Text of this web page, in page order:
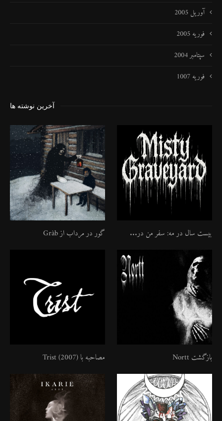
آوریل 2005
فوریه 2005
سپتامبر 2004
فوریه 1007
آخرین نوشته ها
بیست سال در مه: سفر من در... گور در مرداب از Gràb
بازگشت Nortt مصاحبه با Trist (2007)